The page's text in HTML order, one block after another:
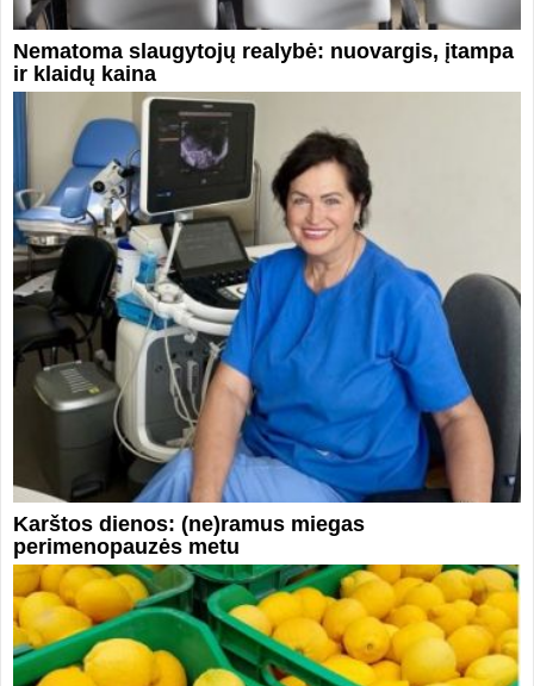
Nematoma slaugytojų realybė: nuovargis, įtampa
ir klaidų kaina
Karštos dienos: (ne)ramus miegas
perimenopauzės metu